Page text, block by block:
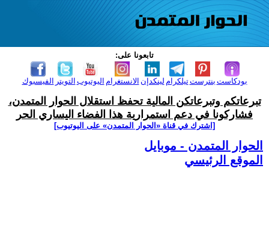
تابعونا على:
الفيسبوك التويتر اليوتيوب الانستغرام لينكدإن تيلكرامبنترست بودكاست
تبرعاتكم وتبرعاتكن المالية تحفظ استقلال الحوار المتمدن،
فشاركونا في دعم استمرارية هذا الفضاء اليساري الحر
[اشترك في قناة ‫«الحوار المتمدن» على اليوتيوب]
الحوار المتمدن - موبايل
الموقع الرئيسي